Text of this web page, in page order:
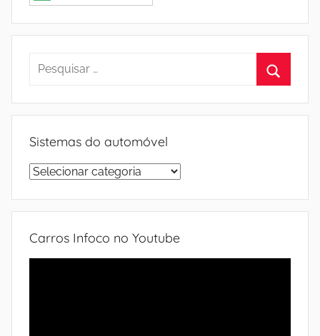
Pesquisar
Sistemas do automóvel
Sistemas
automóvel
Carros Infoco no Youtube